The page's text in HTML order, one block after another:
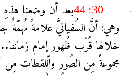
44 :30بعد أن وضعنا هذهِ
وهي: أنَّ السُفيانيَّ علامةٌ
خلالها قُرْب ظُهور إمام
مجموعةً مِن الصُور والّلقطات